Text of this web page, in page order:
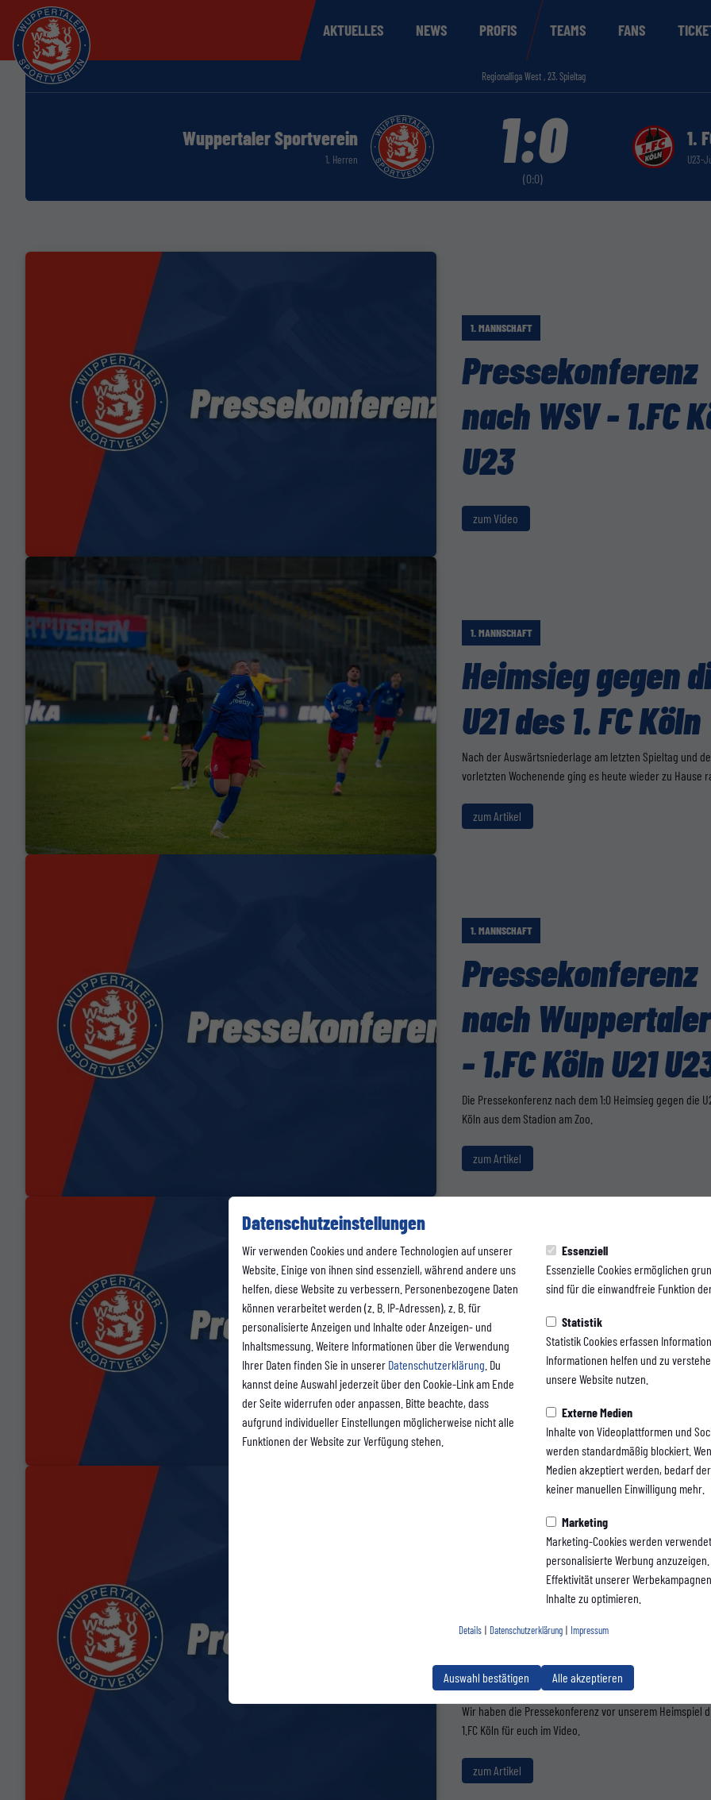
Datenschutzeinstellungen
Wir verwenden Cookies und andere Technologien auf unserer
Website. Einige von ihnen sind essenziell, während andere uns
helfen, diese Website zu verbessern. Personenbezogene Daten
können verarbeitet werden (z. B. IP-Adressen), z. B. für
personalisierte Anzeigen und Inhalte oder Anzeigen- und
Inhaltsmessung. Weitere Informationen über die Verwendung
Ihrer Daten finden Sie in unserer Datenschutzerklärung . Du
kannst deine Auswahl jederzeit über den Cookie-Link am Ende
der Seite widerrufen oder anpassen. Bitte beachte, dass
aufgrund individueller Einstellungen möglicherweise nicht alle
Funktionen der Website zur Verfügung stehen.
Essenziell
Essenzielle Cookies ermöglichen
sind für die einwandfreie Funktion
Statistik
Statistik Cookies erfassen
Informationen helfen und zu
unsere Website nutzen.
Externe Medien
Inhalte von Videoplattformen und
werden standardmäßig blockiert.
Medien akzeptiert werden, bedarf
keiner manuellen Einwilligung mehr.
Marketing
Marketing-Cookies werden
personalisierte Werbung
Effektivität unserer
Inhalte zu optimieren.
Details | Datenschutzerklärung | Impressum
Auswahl bestätigen Alle akzeptieren
AKTUELLES NEWS PROFIS TEAMS FANS
Regionalliga West , 23. Spieltag
Wuppertaler Sportverein
1. Herren 1:0
(0:0)
1.
U23-
1. MANNSCHAFT
Pressekonferenz
nach WSV - 1.FC
U23
zum Video
1. MANNSCHAFT
Heimsieg gegen
U21 des 1. FC Köln
Nach der Auswärtsniederlage am letzten Spieltag und
vorletzten Wochenende ging es heute wieder zu Hause
zum Artikel
1. MANNSCHAFT
Pressekonferenz
nach
- 1.FC Köln U21
Die Pressekonferenz nach dem 1:0 Heimsieg gegen die
Köln aus dem Stadion am Zoo.
zum Artikel
1. MANNSCHAFT
Pressekonferenz
WSV - 1. FC Köln
zum Video
Wuppertaler SV -
FC Köln U21
Wir haben die Pressekonferenz vor unserem Heimspiel
1.FC Köln für euch im Video.
zum Artikel